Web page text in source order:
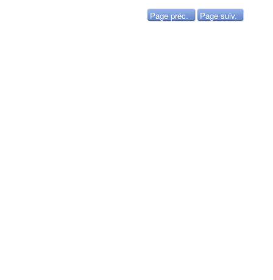
Page préc. Page suiv.